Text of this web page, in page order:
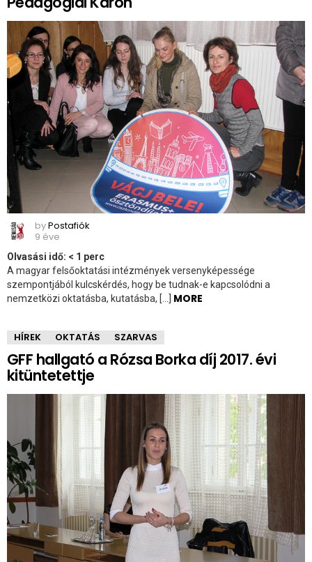
byPostafiók
9 éve
Olvasási idő: < 1 perc
A magyar felsőoktatási intézmények versenyképessége
szempontjából kulcskérdés, hogy be tudnak-e kapcsolódni a
nemzetközi oktatásba, kutatásba, […] MORE
HÍREK OKTATÁS SZARVAS
GFF hallgató a Rózsa Borka díj 2017. évi
kitüntetettje